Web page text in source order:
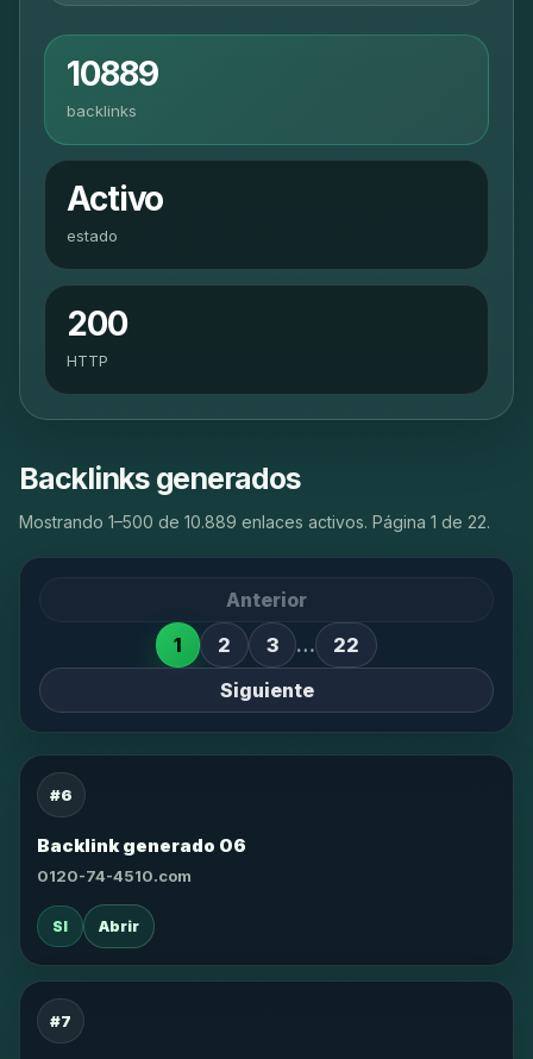
10889
backlinks
Activo
estado
200
HTTP
Backlinks generados
Mostrando 1–500 de 10.889 enlaces activos. Página 1 de 22.
Anterior
1
2 3 …
22
Siguiente
#6
Backlink generado 06
0120-74-4510.com
SI Abrir
#7